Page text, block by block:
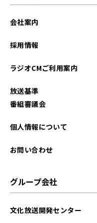
会社案内
採用情報
ラジオCMご利用案内
放送基準
番組審議会
個人情報について
お問い合わせ
グループ会社
文化放送開発センター